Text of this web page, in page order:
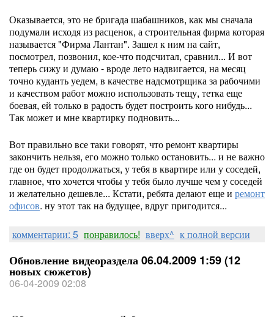
Оказывается, это не бригада шабашников, как мы сначала
подумали исходя из расценок, а строительная фирма которая
называется "Фирма Лантан". Зашел к ним на сайт,
посмотрел, позвонил, кое-что подсчитал, сравнил... И вот
теперь сижу и думаю - вроде лето надвигается, на месяц
точно куданть уедем, в качестве надсмотрщика за рабочими
и качеством работ можно использовать тещу, тетка еще
боевая, ей только в радость будет построить кого нибудь...
Так может и мне квартирку подновить...
Вот правильно все таки говорят, что ремонт квартиры
закончить нельзя, его можно только остановить... и не важно
где он будет продолжаться, у тебя в квартире или у соседей,
главное, что хочется чтобы у тебя было лучше чем у соседей
и желательно дешевле... Кстати, ребята делают еще и ремонт
офисов. ну этот так на будущее, вдруг пригодится...
комментарии: 5 понравилось! вверх^ к полной версии
Обновление видеораздела 06.04.2009 1:59 (12
новых сюжетов)
06-04-2009 02:08